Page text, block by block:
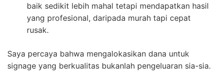
baik sedikit lebih mahal tetapi mendapatkan hasil
yang profesional, daripada murah tapi cepat
rusak.
Saya percaya bahwa mengalokasikan dana untuk
signage yang berkualitas bukanlah pengeluaran sia-sia.